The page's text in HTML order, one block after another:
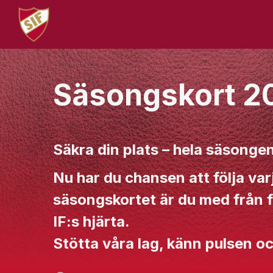
Säsongskort
Säkra din plats – hela
Nu har du chansen att följa
säsongskortet är du med från
IF:s hjärta.
Stötta våra lag, känn pulsen